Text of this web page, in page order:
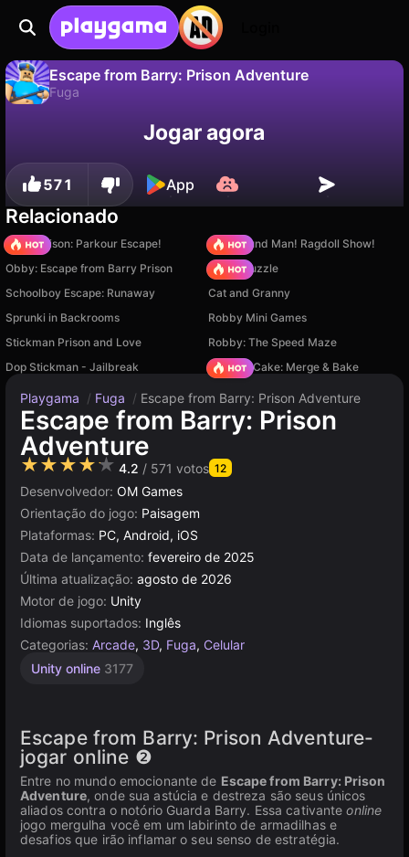
Escape from Barry: Prison Adventure
Fuga
Salve o progresso!Jogar agora
571 App
Relacionado
Barry Prison: Parkour Escape!
Playground Man! Ragdoll Show!
Obby: Escape from Barry Prison
Arrow Puzzle
Schoolboy Escape: Runaway
Cat and Granny
Sprunki in Backrooms
Robby Mini Games
Stickman Prison and Love
Robby: The Speed Maze
Dop Stickman - Jailbreak
Piece of Cake: Merge & Bake
Playgama / Fuga / Escape from Barry: Prison Adventure
Escape from Barry: Prison
Adventure
★★★★★ 4.2 / 571 votos 12
Desenvolvedor: OM Games
Orientação do jogo: Paisagem
Plataformas: PC, Android, iOS
Data de lançamento: fevereiro de 2025
Última atualização: agosto de 2026
Motor de jogo: Unity
Idiomas suportados: Inglês
Categorias: Arcade, 3D, Fuga, Celular
Unity online 3177
Escape from Barry: Prison Adventure-
jogar online ❷
Entre no mundo emocionante de Escape from Barry: Prison
Adventure, onde sua astúcia e destreza são seus únicos
aliados contra o notório Guarda Barry. Essa cativanteonline
jogo mergulha você em um labirinto de armadilhas e
desafios que irão inflamar o seu senso de estratégia.